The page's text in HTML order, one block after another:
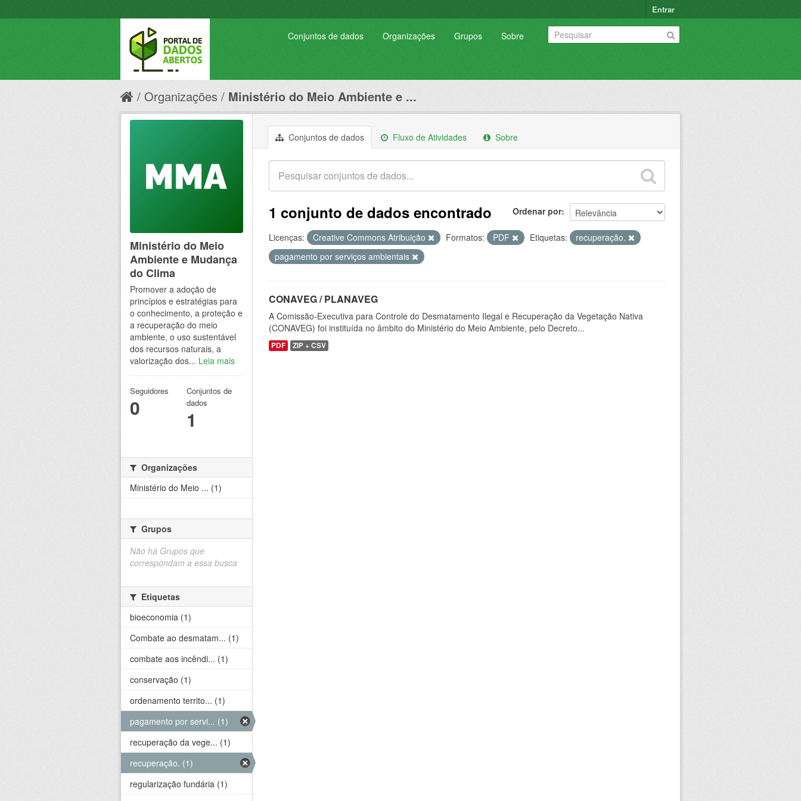
Entrar
Conjuntos de dados Organizações Grupos Sobre
Organizações Ministério do Meio Ambiente e ...
Conjuntos de dados Fluxo de Atividades Sobre
Ordenar por
1 conjunto de dados encontrado
Licenças: Creative Commons Atribuição Formatos: PDF Etiquetas:
recuperação.
pagamento por serviços ambientais
CONAVEG / PLANAVEG
A Comissão-Executiva para Controle do Desmatamento Ilegal e Recuperação da Vegetação Nativa
(CONAVEG) foi instituída no âmbito do Ministério do Meio Ambiente, pelo Decreto...
PDF ZIP + CSV
Ministério do Meio
Ambiente e Mudança
do Clima
Promover a adoção de
princípios e estratégias para
o conhecimento, a proteção e
a recuperação do meio
ambiente, o uso sustentável
dos recursos naturais, a
valorização dos... Leia mais
Seguidores
0
Conjuntos de
dados
1
Organizações
Ministério do Meio ... (1)
Grupos
Não há Grupos que
correspondam a essa busca
Etiquetas
bioeconomia (1)
Combate ao desmatam... (1)
combate aos incêndi... (1)
conservação (1)
ordenamento territo... (1)
pagamento por servi... (1)
recuperação da vege... (1)
recuperação. (1)
regularização fundária (1)